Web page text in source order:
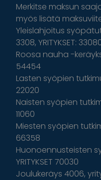
Merkitse maksun
myös lisätä
Yleislahjoitus
3308, YRITYKSET:
Roosa nauha -
54454
Lasten syöpien
22020
Naisten syöpien
11060
Miesten syöpien
66358
Huonoennusteisten
YRITYKSET 70030
Joulukeräys 4006,